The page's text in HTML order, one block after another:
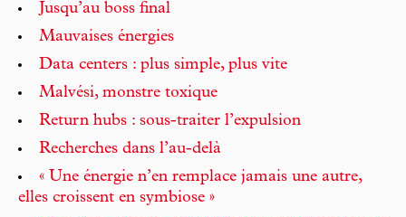
Jusqu’au boss final
Mauvaises énergies
Data centers : plus simple, plus vite
Malvési, monstre toxique
Return hubs : sous-traiter l’expulsion
Recherches dans l’au-delà
« Une énergie n’en remplace jamais une autre,
elles croissent en symbiose »